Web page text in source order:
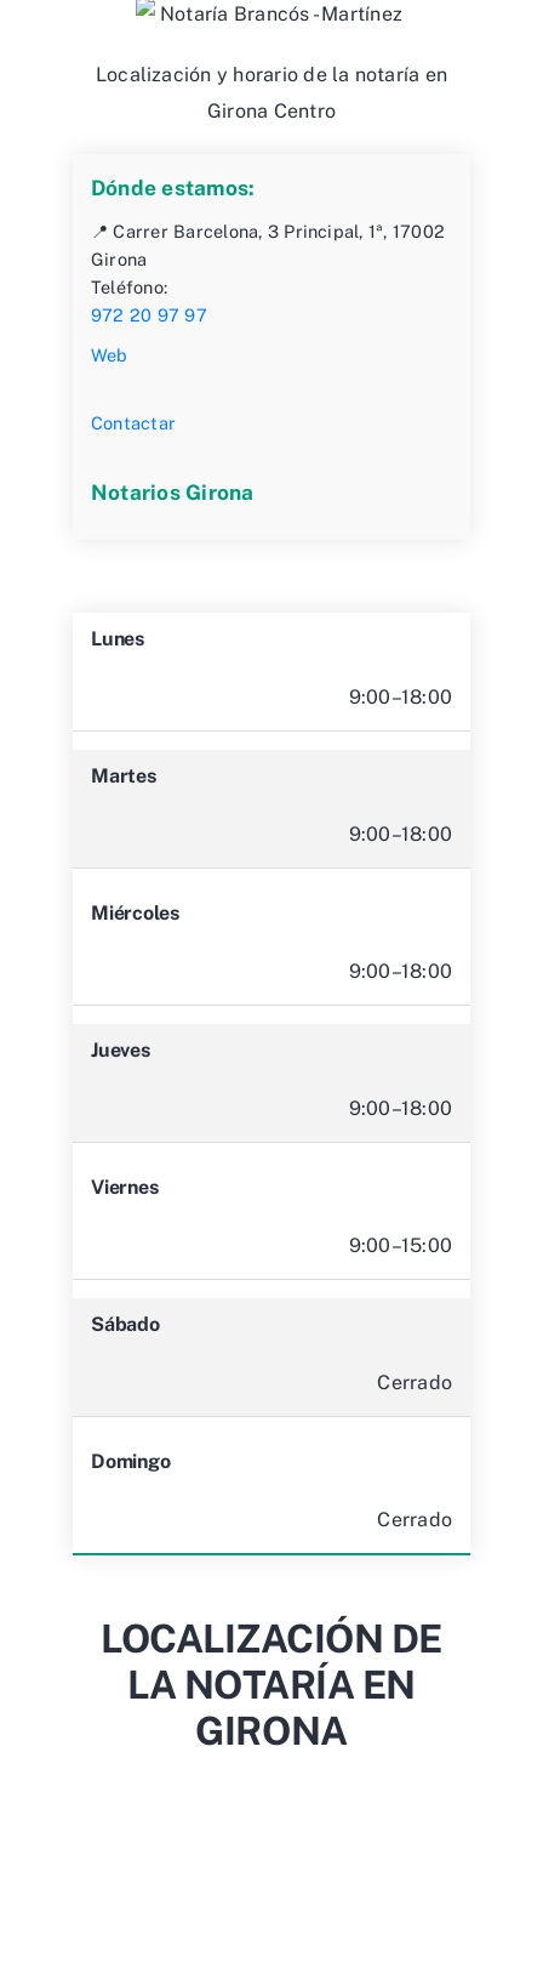
Localización y horario de la notaría en
Girona Centro
Dónde estamos:
📍 Carrer Barcelona, 3 Principal, 1ª, 17002
Girona
Teléfono:
972 20 97 97
Web
Contactar
Notarios Girona
Lunes
9:00–18:00
Martes
9:00–18:00
Miércoles
9:00–18:00
Jueves
9:00–18:00
Viernes
9:00–15:00
Sábado
Cerrado
Domingo
Cerrado
LOCALIZACIÓN DE
LA NOTARÍA EN
GIRONA